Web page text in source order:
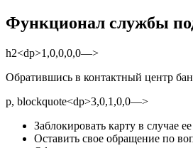
Функционал службы
h2<dp>1,0,0,0,0—>
Обратившись в контактный центр
p, blockquote<dp>3,0,1,0,0—>
Заблокировать карту в случае
Оставить свое обращение по